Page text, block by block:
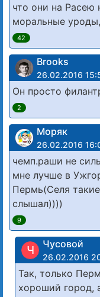
что они на Расею
моральные
42
Brooks
26.02.2016
Он просто
2
Моряк
26.02.2016
чемп.раши не
мне лучше в
Пермь(Селя
слышал))))
9
Ч Чусовой
26.02.2016
Так, только
хороший город,